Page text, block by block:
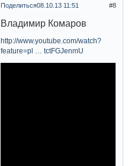
Поделиться 8
08.10.13 11:51
Владимир Комаров
http://www.youtube.com/watch?
feature=pl … tctFGJenmU